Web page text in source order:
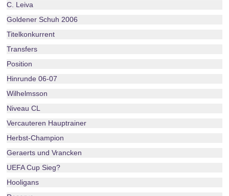
C. Leiva
Goldener Schuh 2006
Titelkonkurrent
Transfers
Position
Hinrunde 06-07
Wilhelmsson
Niveau CL
Vercauteren Hauptrainer
Herbst-Champion
Geraerts und Vrancken
UEFA Cup Sieg?
Hooligans